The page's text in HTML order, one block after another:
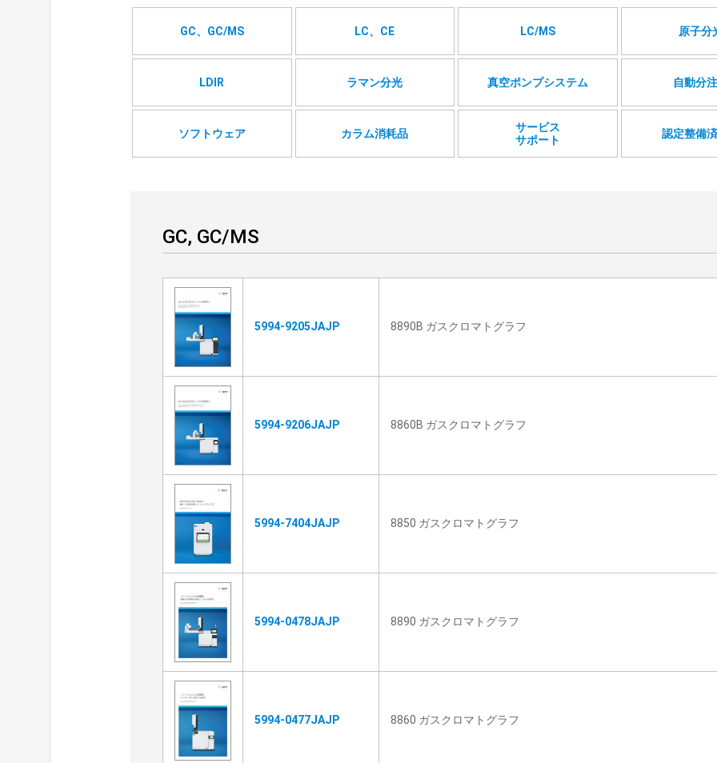
GC、GC/MS LC、CE LC/MS 原子分
LDIR ラマン分光 真空ポンプシステム 自動分
ソフトウェア カラム消耗品
サービス
サポート
認定整備
GC, GC/MS
5994-9205JAJP 8890B ガスクロマトグラフ
5994-9206JAJP 8860B ガスクロマトグラフ
5994-7404JAJP 8850 ガスクロマトグラフ
5994-0478JAJP 8890 ガスクロマトグラフ
5994-0477JAJP 8860 ガスクロマトグラフ